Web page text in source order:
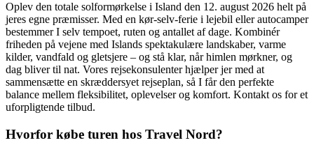
Oplev den totale solformørkelse i Island den 12. august 2026 helt på
jeres egne præmisser. Med en kør-selv-ferie i lejebil eller autocamper
bestemmer I selv tempoet, ruten og antallet af dage. Kombinér
friheden på vejene med Islands spektakulære landskaber, varme
kilder, vandfald og gletsjere – og stå klar, når himlen mørkner, og
dag bliver til nat. Vores rejsekonsulenter hjælper jer med at
sammensætte en skræddersyet rejseplan, så I får den perfekte
balance mellem fleksibilitet, oplevelser og komfort. Kontakt os for et
uforpligtende tilbud.
Hvorfor købe turen hos Travel Nord?